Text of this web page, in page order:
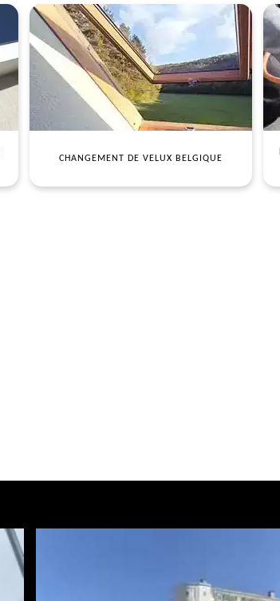
CHANGEMENT DE VELUX BELGIQUE